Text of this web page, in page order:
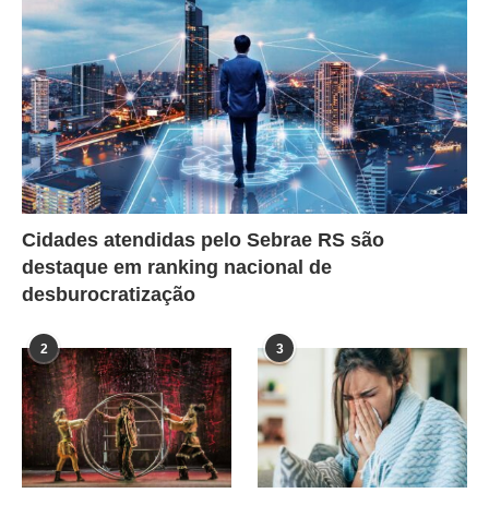
Cidades atendidas pelo Sebrae RS são
destaque em ranking nacional de
desburocratização
2 3